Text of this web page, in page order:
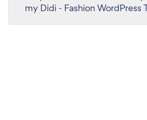
my Didi - Fashion WordPress